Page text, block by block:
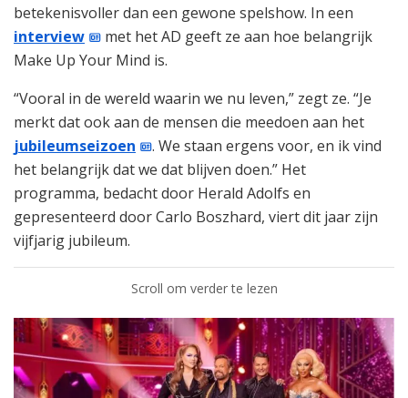
betekenisvoller dan een gewone spelshow. In een
interview
met het AD geeft ze aan hoe belangrijk
Make Up Your Mind is.
“Vooral in de wereld waarin we nu leven,” zegt ze. “Je
merkt dat ook aan de mensen die meedoen aan het
jubileumseizoen
. We staan ergens voor, en ik vind
het belangrijk dat we dat blijven doen.” Het
programma, bedacht door Herald Adolfs en
gepresenteerd door Carlo Boszhard, viert dit jaar zijn
vijfjarig jubileum.
Scroll om verder te lezen